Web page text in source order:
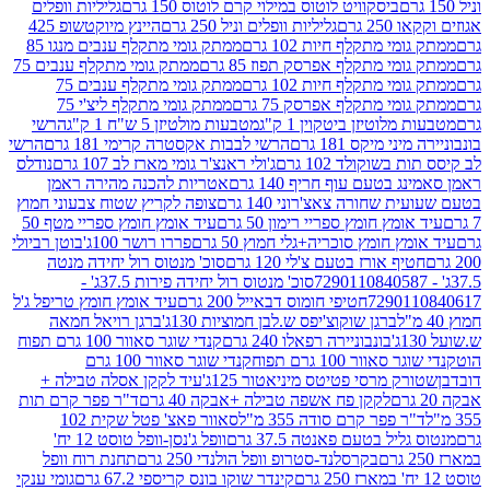
ביסקוויט לוטוס במילוי קרם לוטוס 150 גרם
גליליות וופלים
גרם
גליליות וופלים וניל 250 גרם
היינץ מיוקטשופ 425
מתקלף חיות 102 גרם
ממתק גומי מתקלף ענבים מנגו 85
מתקלף אפרסק תפוז 85 גרם
ממתק גומי מתקלף ענבים 75
מתקלף חיות 102 גרם
ממתק גומי מתקלף ענבים 75
מתקלף אפרסק 75 גרם
ממתק גומי מתקלף ליצ'י 75
ביטקוין 1 ק"ג
מטבעות מולטיזן 5 ש"ח 1 ק"ג
הרשי
מיקס 181 גרם
הרשי לבבות אקסטרה קרימי 181 גרם
הרשי
102 גרם
ג'ולי ראנצ'ר גומי מארז לב 107 גרם
נודלס
עוף חריף 140 גרם
אטריות להכנה מהירה ראמן
שחורה צאצ'רוני 140 גרם
צופה לקריץ שטוח צבעוני חמוץ
חומץ ספריי רימון 50 גרם
עיד אומץ חומץ ספריי מטף 50
חומץ סוכריה+גלי חמוץ 50 גרם
פררו רושר 100ג'
בוטן רביולי
אורז בטעם צ'לי 120 גרם
סוכ' מנטוס רול יחידה מנטה
סוכ' מנטוס רול יחידה פירות 37.5ג' -
חטיפי חומוס דבאייל 200 גרם
עיד אומץ חומץ טריפל ג'ל
ברגן שוקוצ'יפס ש.לבן חמוציות 130ג'
ברגן רויאל חמאה
בונבוניירה רפאלו 240 גרם
קנדי שוגר סאוור 100 גרם תפוח
100 גרם תפוח
קנדי שוגר סאוור 100 גרם
מרסי פטיטס מיניאטור 125ג'
עיד לקקן אסלה טבילה +
לקקן פח אשפה טבילה +אבקה 40 גרם
ד"ר פפר קרם תות
פפר קרם סודה 355 מ"ל
סאוור פאצ' פטל שקית 102
בטעם פאנטה 37.5 גרם
וופל ג'נסן-וופל טוסט 12 יח'
בקרסלנד-סטרופ וופל הולנדי 250 גרם
תחנת רוח וופל
קינדר שוקו בונס קריספי 67.2 גרם
גומי ענקי